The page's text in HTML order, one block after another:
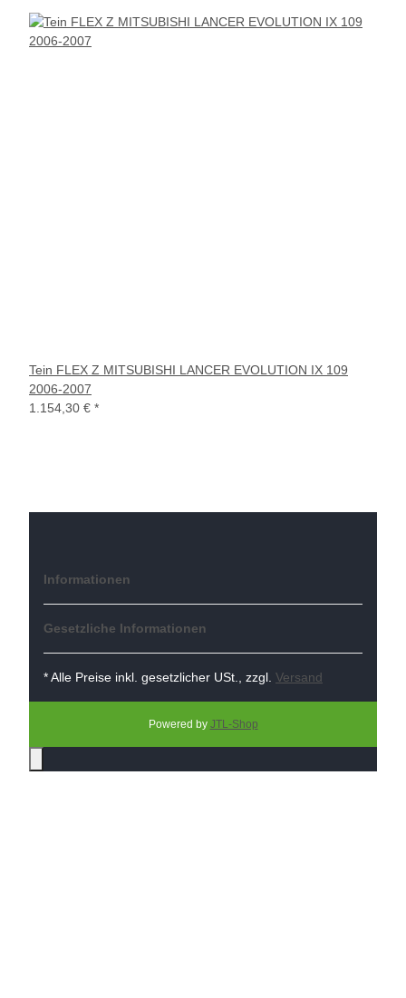
Tein FLEX Z MITSUBISHI LANCER EVOLUTION IX 109
2006-2007
1.154,30 € *
Informationen
Gesetzliche Informationen
* Alle Preise inkl. gesetzlicher USt., zzgl. Versand
Powered by JTL-Shop